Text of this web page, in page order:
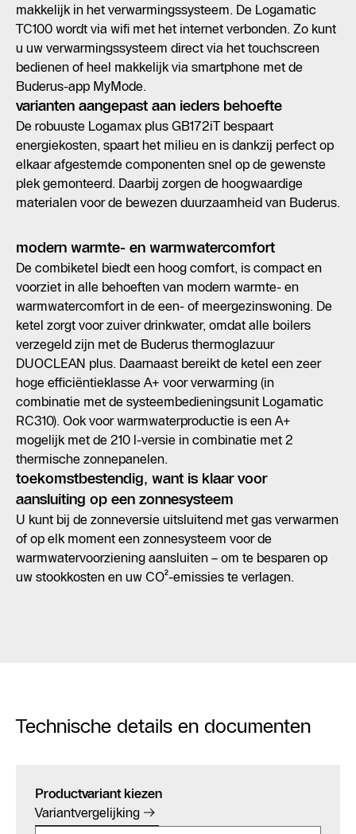
makkelijk in het verwarmingssysteem. De Logamatic
TC100 wordt via wifi met het internet verbonden. Zo kunt
u uw verwarmingssysteem direct via het touchscreen
bedienen of heel makkelijk via smartphone met de
Buderus-app MyMode.
varianten aangepast aan ieders behoefte
De robuuste Logamax plus GB172iT bespaart
energiekosten, spaart het milieu en is dankzij perfect op
elkaar afgestemde componenten snel op de gewenste
plek gemonteerd. Daarbij zorgen de hoogwaardige
materialen voor de bewezen duurzaamheid van Buderus.
modern warmte- en warmwatercomfort
De combiketel biedt een hoog comfort, is compact en
voorziet in alle behoeften van modern warmte- en
warmwatercomfort in de een- of meergezinswoning. De
ketel zorgt voor zuiver drinkwater, omdat alle boilers
verzegeld zijn met de Buderus thermoglazuur
DUOCLEAN plus. Daarnaast bereikt de ketel een zeer
hoge efficiëntieklasse A+ voor verwarming (in
combinatie met de systeembedieningsunit Logamatic
RC310). Ook voor warmwaterproductie is een A+
mogelijk met de 210 l-versie in combinatie met 2
thermische zonnepanelen.
toekomstbestendig, want is klaar voor
aansluiting op een zonnesysteem
U kunt bij de zonneversie uitsluitend met gas verwarmen
of op elk moment een zonnesysteem voor de
warmwatervoorziening aansluiten – om te besparen op
uw stookkosten en uw CO²-emissies te verlagen.
Technische details en documenten
Productvariant kiezen
Variantvergelijking